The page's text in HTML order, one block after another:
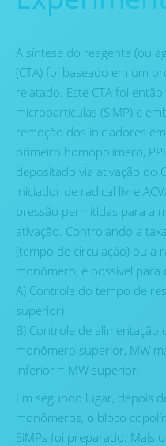
A síntese do reagente (ou
(CTA) foi baseado em um
relatado. Este CTA foi
micropartículas (SiMP) e
remoção dos iniciadores
primeiro homopolímero,
depositado via ativação do
iniciador de radical livre
pressão permitidas para a
ativação. Controlando a
(tempo de circulação) ou a
monômero, é possível para
A) Controle do tempo de
superior)
B) Controle de
monômero superior, MW
inferior = MW superior.
Em segundo lugar, depois
monômeros, o bloco
SiMPs foi preparado. Mais